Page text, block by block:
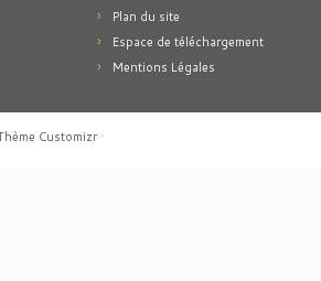
Plan du site
Espace de téléchargement
Mentions Légales
Customizr·